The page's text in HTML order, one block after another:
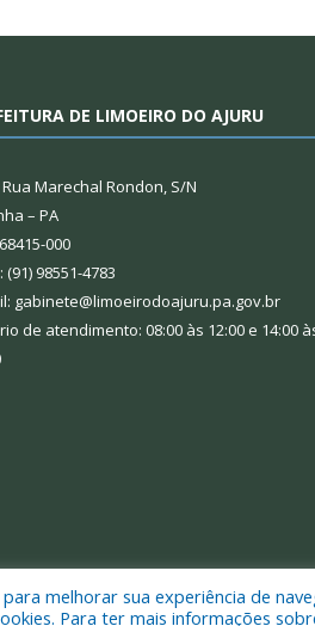
DE LIMOEIRO DO AJURU
Rua Marechal Rondon, S/N
– PA
000
(91) 98551-4783
gabinete@limoeirodoajuru.pa.gov.br
de atendimento: 08:00 às 12:00 e 14:00
os direitos reservados a Prefeitura
melhorar sua experiência de
Para ter mais informações